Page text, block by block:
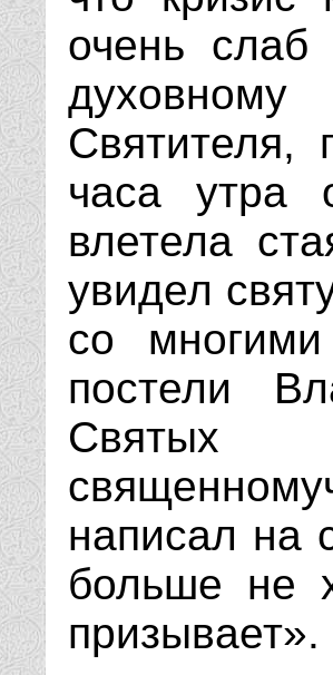
очень
Святителя,
часа утра
влетела
увидел
со
постели
написал на
больше не
призывает».